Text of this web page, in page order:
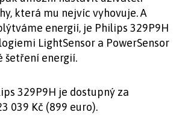
která mu nejvíc vyhovuje. A
energií, je Philips 329P9H
LightSensor a PowerSensor
šetření energií.
329P9H je dostupný za
039 Kč (899 euro).